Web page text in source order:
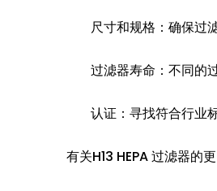
尺寸和规格：确保过
过滤器寿命：不同的
认证：寻找符合行业
有关H13 HEPA 过滤器的